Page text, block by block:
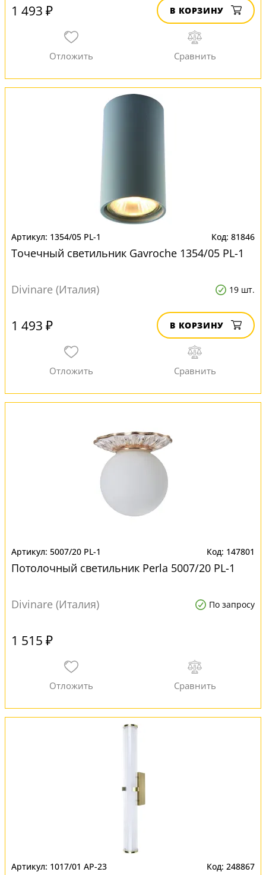
1 493 ₽ В КОРЗИНУ
1354/05 PL-1 81846
Точечный светильник Gavroche 1354/05 PL-1
Divinare (Италия) 19 шт.
1 493 ₽ В КОРЗИНУ
5007/20 PL-1 147801
Потолочный светильник Perla 5007/20 PL-1
Divinare (Италия) По запросу
1 515 ₽
1017/01 AP-23 248867